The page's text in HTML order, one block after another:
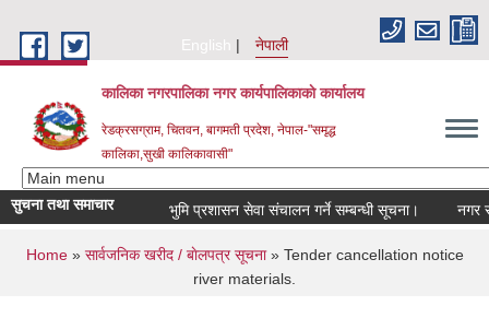
English
नेपाली
कालिका नगरपालिका नगर कार्यपालिकाकाे कार्यालय
रेडक्रसग्राम, चितवन, बागमती प्रदेश, नेपाल-"समृद्ध
कालिका,सुखी कालिकावासी"
सुचना तथा समाचार भुमि प्रशासन सेवा संचालन गर्ने सम्बन्धी सूचना। नगर
You are here
Home» सार्वजनिक खरीद / बाेलपत्र सूचना» Tender cancellation notice
river materials.